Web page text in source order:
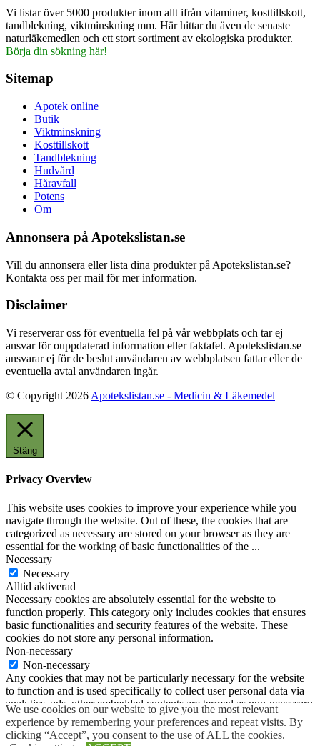
Vi listar över 5000 produkter inom allt ifrån vitaminer, kosttillskott,
tandblekning, viktminskning mm. Här hittar du även de senaste
naturläkemedlen och ett stort sortiment av ekologiska produkter.
Börja din sökning här!
Sitemap
Apotek online
Butik
Viktminskning
Kosttillskott
Tandblekning
Hudvård
Håravfall
Potens
Om
Annonsera på Apotekslistan.se
Vill du annonsera eller lista dina produkter på Apotekslistan.se?
Kontakta oss per mail för mer information.
Disclaimer
Vi reserverar oss för eventuella fel på vår webbplats och tar ej
ansvar för ouppdaterad information eller faktafel. Apotekslistan.se
ansvarar ej för de beslut användaren av webbplatsen fattar eller de
eventuella avtal användaren ingår.
© Copyright 2026 Apotekslistan.se - Medicin & Läkemedel
We use cookies on our website to give you the most relevant
experience by remembering your preferences and repeat visits. By
clicking “Accept”, you consent to the use of ALL the cookies.
Stäng
Privacy Overview
This website uses cookies to improve your experience while you
navigate through the website. Out of these, the cookies that are
categorized as necessary are stored on your browser as they are
essential for the working of basic functionalities of the ...
Necessary
Necessary
Alltid aktiverad
Necessary cookies are absolutely essential for the website to
function properly. This category only includes cookies that ensures
basic functionalities and security features of the website. These
cookies do not store any personal information.
Non-necessary
Non-necessary
Any cookies that may not be particularly necessary for the website
to function and is used specifically to collect user personal data via
analytics, ads, other embedded contents are termed as non-necessary
cookies. It is mandatory to procure user consent prior to running
these cookies on your website.
SPARA OCH ACCEPTERA